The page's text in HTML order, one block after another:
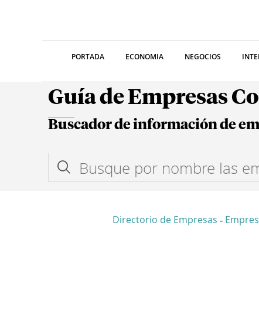
PORTADA ECONOMIA NEGOCIOS
Guía de Empresas
Buscador de información de
Directorio de Empresas -